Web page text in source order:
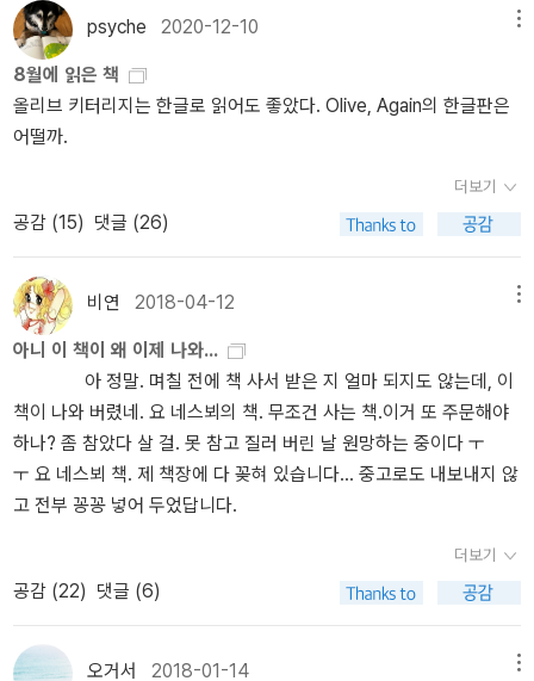
으로 배치, 전개되었고 “해리”를 짓눌렀던 악몽들이 속 시원히 해결
되어 덩달아 마음의 짐을 내려놓은 기분이 듭니다. 동화 속처럼 ‘왕자
와 거지라’는 계급의 희생자였던 “해리”의 명예회복은 목적을 위해
수단을 정당화하려했던 삐뚤어진 가치관을 바로잡음으로서 완성되었
네요. 그렇게 해서 어둠에 잠식당하지 않도록 꿋꿋이 버텨낸 “해
리”의 정의실현이 통쾌함을 안겨주는 ‘오슬로 3부작’이었습니다.
히융히융 좋구먼, 행복하다, 했다. 사실 내가 와인의 맛을 잘 모르는
사람이기 땜시롱, 순대가 와인하고 막 잘 어울리는지는 잘 모르겠지
만, 확실히 깍두기 보다는 잘 어울리는 것 같았다. 여튼 그렇게 요 네
스뵈 책장을 넘기는데, 요 네스뵈 소설은 이래서 재미있어, 하는 부분
들은 유머에 있었다. 해리 홀레의 유머 감각. 그러니까 시종일관 웃기
제 내가 읽은 부분 중에는 해리 홀레가 상사인 군나르 하겐에게 콩고
로 출장을 다녀오겠노라 허락을 구하는 장면이 있었다.'그런데 사실
왜 자네가 허락해달라면서 이렇게 귀찮게 구는지 모르겠군. 전에는
내가 허락하든 말든 상관하지 않았잖나.''경정님께 자신이 결정을 내
리는 책임자라는 기분을 느끼게 해드리고 싶었습니다, 보스'하겐은
경고하는 시선으로 해리를 쏘아보았다. 해리는 어깨를 으쓱였다. '허
락해주십시오, 보스. 나중에 명령을 어긴 죄로 절 쫓아내시면 됩니다.
모든 비난은 제게 돌리십시오. 전 괜찮으니까요.''괜찮아?''어차피 이
일이 끝나면 그만둘 거라서요.'하겐은 해리를 바라보았다. '알았네. 다
녀오게.' 하겐은 다시 걷기 시작했다.해리는 그를 따라잡았다. '가도
되는 겁니까?''그래. 어차피 처음부터 허락할 생각이었네.''네? 그럼
왜 안 된다고 하신 겁니까?''내가 결정을 내리는 책임자라는 기분을
겨 ㅋㅋㅋㅋㅋㅋㅋㅋㅋㅋㅋㅋ재미있게 읽긴 했지만 요 네스뵈가 보
나 해리 홀레 왜이렇게 고생시켜. 스노우맨에서는 해리 홀레 손가락
psyche 2020-12-10
8월에 읽은 책
올리브 키터리지는 한글로 읽어도 좋았다. Olive, Again의 한글판은
어떨까.
더보기
공감 (15) 댓글 (26)
비연 2018-04-12
아니 이 책이 왜 이제 나와...
아 정말. 며칠 전에 책 사서 받은 지 얼마 되지도 않는데, 이
책이 나와 버렸네. 요 네스뵈의 책. 무조건 사는 책.이거 또 주문해야
하나? 좀 참았다 살 걸. 못 참고 질러 버린 날 원망하는 중이다 ㅜ
ㅜ 요 네스뵈 책. 제 책장에 다 꽂혀 있습니다... 중고로도 내보내지 않
더보기
공감 (22) 댓글 (6)
오거서 2018-01-14